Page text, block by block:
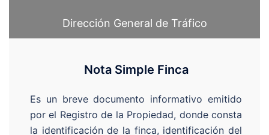
Dirección General de Tráfico
Nota Simple Finca
Es un breve documento informativo emitido
por el Registro de la Propiedad, donde consta
la identificación de la finca, identificación del